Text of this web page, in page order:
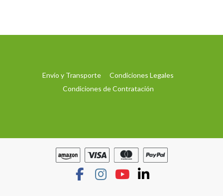
Envío y Transporte
Condiciones Legales
Condiciones de Contratación